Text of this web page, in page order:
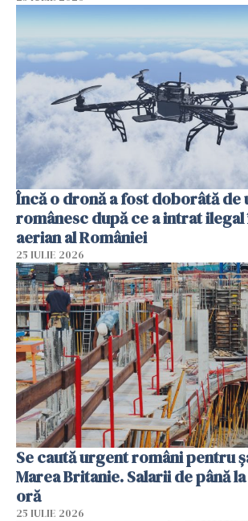
Încă o dronă a fost doborâtă de
românesc după ce a intrat
aerian al României
25 IULIE 2026
Se caută urgent români pentru
Marea Britanie. Salarii de până
oră
25 IULIE 2026